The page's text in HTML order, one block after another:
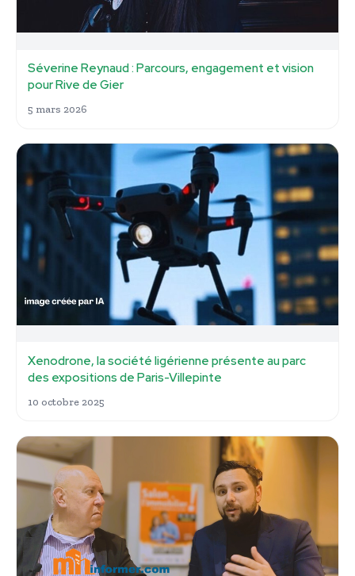
Séverine Reynaud : Parcours, engagement et vision
pour Rive de Gier
5 mars 2026
Xenodrone, la société ligérienne présente au parc
des expositions de Paris-Villepinte
10 octobre 2025